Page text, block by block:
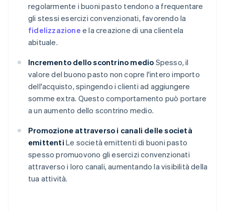
regolarmente i buoni pasto tendono a frequentare
gli stessi esercizi convenzionati, favorendo la
fidelizzazione e la creazione di una clientela
abituale.
Incremento dello scontrino medio Spesso, il
valore del buono pasto non copre l'intero importo
dell'acquisto, spingendo i clienti ad aggiungere
somme extra. Questo comportamento può portare
a un aumento dello scontrino medio.
Promozione attraverso i canali delle società
emittenti Le società emittenti di buoni pasto
spesso promuovono gli esercizi convenzionati
attraverso i loro canali, aumentando la visibilità della
tua attività.